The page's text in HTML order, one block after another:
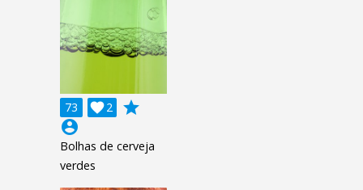
73 2

grade
account_circle
Bolhas de cerveja
verdes